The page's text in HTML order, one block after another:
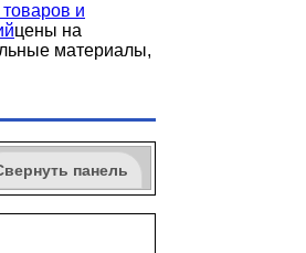
товаров и
цены на
материалы,
панель